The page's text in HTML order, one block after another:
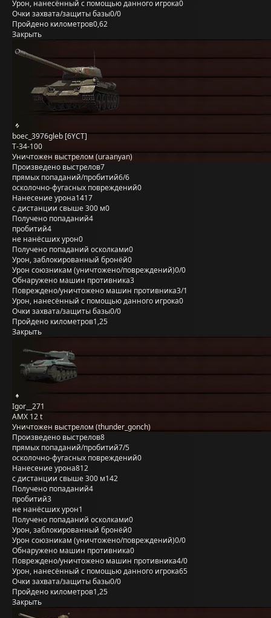
Урон, нанесённый с помощью данного игрока0
Очки захвата/защиты базы0/0
Пройдено километров0,62
Закрыть
boec_3976gleb [6YCT]
Т-34-100
Уничтожен выстрелом (uraanyan)
Произведено выстрелов7
прямых попаданий/пробитий6/6
осколочно-фугасных повреждений0
Нанесение урона1417
с дистанции свыше 300 м0
Получено попаданий4
пробитий4
не нанёсших урон0
Получено попаданий осколками0
Урон, заблокированный бронёй0
Урон союзникам (уничтожено/повреждений)0/0
Обнаружено машин противника3
Повреждено/уничтожено машин противника3/1
Урон, нанесённый с помощью данного игрока0
Очки захвата/защиты базы0/0
Пройдено километров1,25
Закрыть
Igor__271
AMX 12 t
Уничтожен выстрелом (thunder_gonch)
Произведено выстрелов8
прямых попаданий/пробитий7/5
осколочно-фугасных повреждений0
Нанесение урона812
с дистанции свыше 300 м142
Получено попаданий4
пробитий3
не нанёсших урон1
Получено попаданий осколками0
Урон, заблокированный бронёй0
Урон союзникам (уничтожено/повреждений)0/0
Обнаружено машин противника0
Повреждено/уничтожено машин противника4/0
Урон, нанесённый с помощью данного игрока65
Очки захвата/защиты базы0/0
Пройдено километров1,25
Закрыть